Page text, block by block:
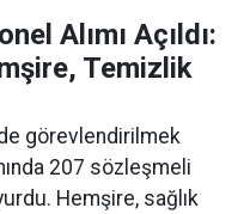
Alımı Açıldı:
Temizlik
görevlendirilmek
207 sözleşmeli
Hemşire, sağlık